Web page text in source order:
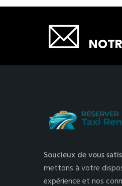
Soucieux de vous
mettons à votre
expérience et nos